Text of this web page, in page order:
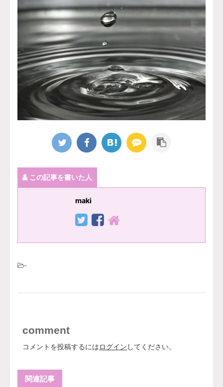
この記事を書いた人
maki
-
comment
コメントを投稿するにはログイン してください。
関連記事